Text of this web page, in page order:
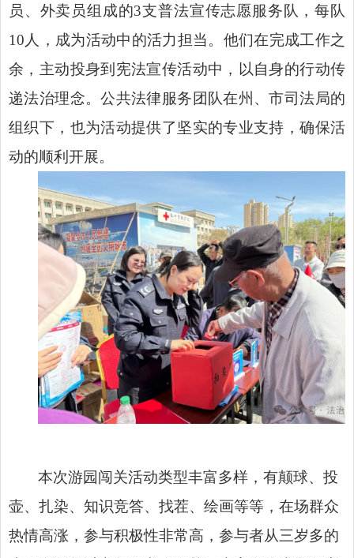
员、外卖员组成的3支普法宣传志愿服务队，每队
10人，成为活动中的活力担当。他们在完成工作之
余，主动投身到宪法宣传活动中，以自身的行动传
递法治理念。公共法律服务团队在州、市司法局的
组织下，也为活动提供了坚实的专业支持，确保活
动的顺利开展。
本次游园闯关活动类型丰富多样，有颠球、投
壶、扎染、知识竞答、找茬、绘画等等，在场群众
热情高涨，参与积极性非常高，参与者从三岁多的